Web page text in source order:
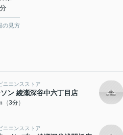
の見方
ニエンスストア
ン 綾瀬深谷中六丁目店
（3分）
ニエンスストア